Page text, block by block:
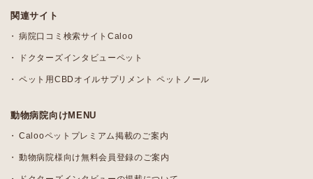
関連サイト
病院口コミ検索サイトCaloo
ドクターズインタビューペット
ペット用CBDオイルサプリメント ペットノール
動物病院向けMENU
Calooペットプレミアム掲載のご案内
動物病院様向け無料会員登録のご案内